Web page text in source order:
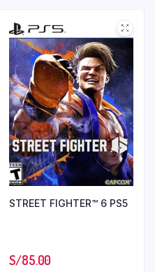
STREET FIGHTER™ 6 PS5
S/85.00